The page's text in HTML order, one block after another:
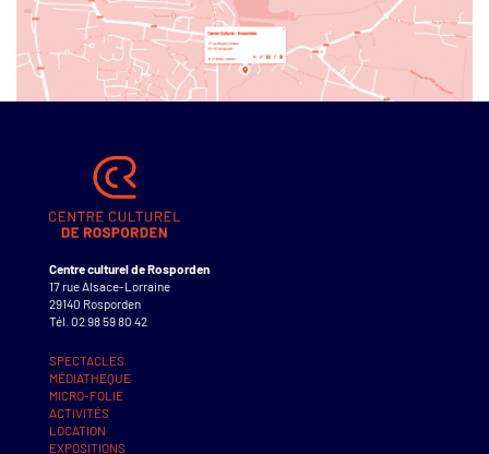
Centre culturel de Rosporden
17 rue Alsace-Lorraine
29140 Rosporden
Tél. 02 98 59 80 42
SPECTACLES
MÉDIATHEQUE
MICRO-FOLIE
ACTIVITÉS
LOCATION
EXPOSITIONS